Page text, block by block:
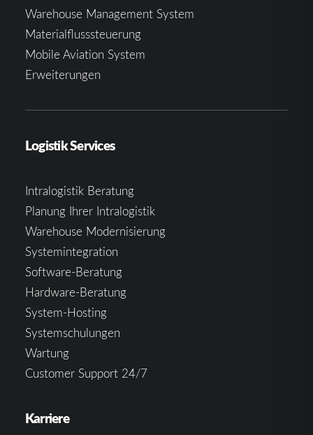
Warehouse Management System
Materialflusssteuerung
Mobile Aviation System
Erweiterungen
Logistik Services
Intralogistik Beratung
Planung Ihrer Intralogistik
Warehouse Modernisierung
Systemintegration
Software-Beratung
Hardware-Beratung
System-Hosting
Systemschulungen
Wartung
Customer Support 24/7
Karriere